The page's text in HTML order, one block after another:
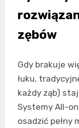
zębów
Gdy brakuje
łuku,
każdy ząb)
Systemy All-
osadzić pełny